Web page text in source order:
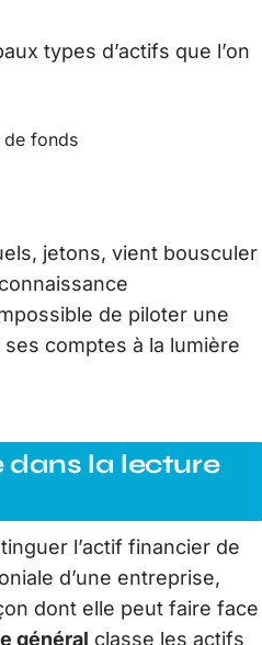
types d’actifs que l’on
de fonds
jetons, vient bousculer
de piloter une
comptes à la lumière
dans la lecture
l’actif financier de
d’une entreprise,
dont elle peut faire face
général classe les actifs